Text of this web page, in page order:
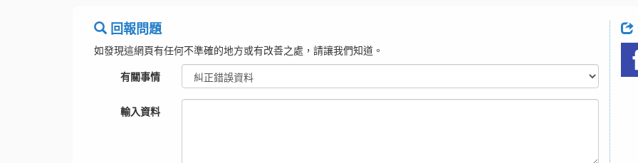
回報問題
如發現這網頁有任何不準確的地方或有改善之處，請讓我們知道。
有關事情
輸入資料